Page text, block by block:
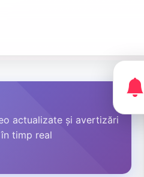
actualizate și avertizări
în timp real